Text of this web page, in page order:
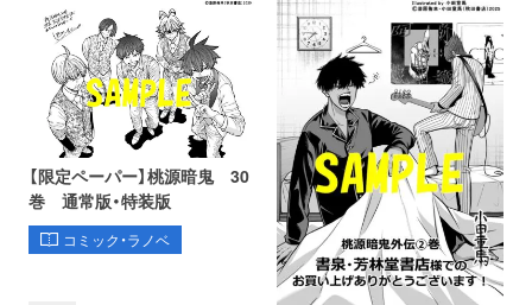
【限定ペーパー】桃源暗鬼 30
巻 通常版・特装版
コミック・ラノベ